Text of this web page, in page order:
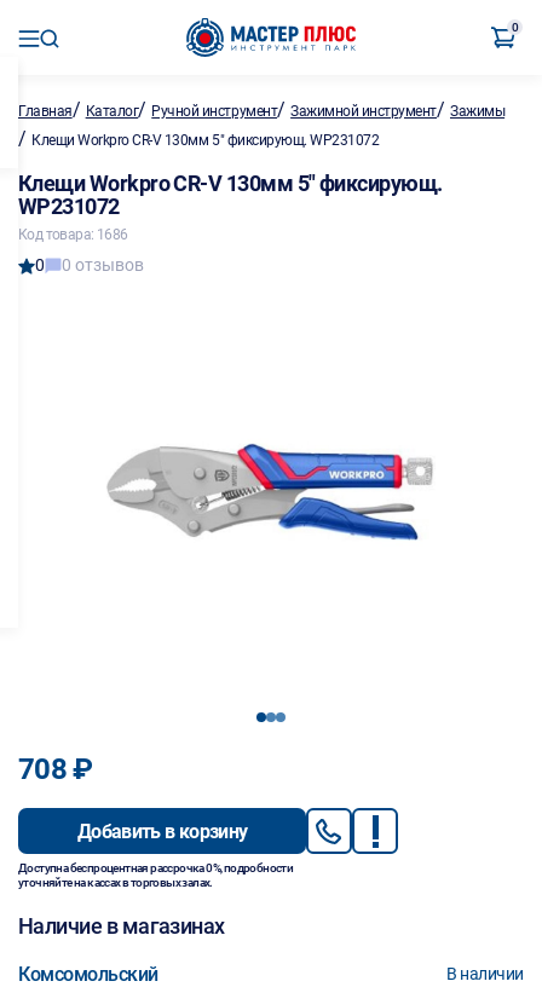
0
Главная/ Каталог/ Ручной инструмент/Зажимной инструмент/Зажимы
/ Клещи Workpro CR-V 130мм 5" фиксирующ. WP231072
Клещи Workpro CR-V 130мм 5" фиксирующ.
WP231072
Код товара: 1686
0 0 отзывов
123
708 ₽
Добавить в корзину
Доступна беспроцентная рассрочка 0%, подробности
уточняйте на кассах в торговых залах.
Наличие в магазинах
Комсомольский В наличии